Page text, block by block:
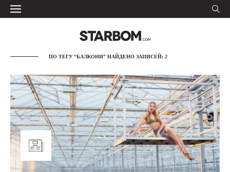
ПО ТЕГУ “БАЛКОНИ” НАЙДЕНО ЗАПИСЕЙ: 2